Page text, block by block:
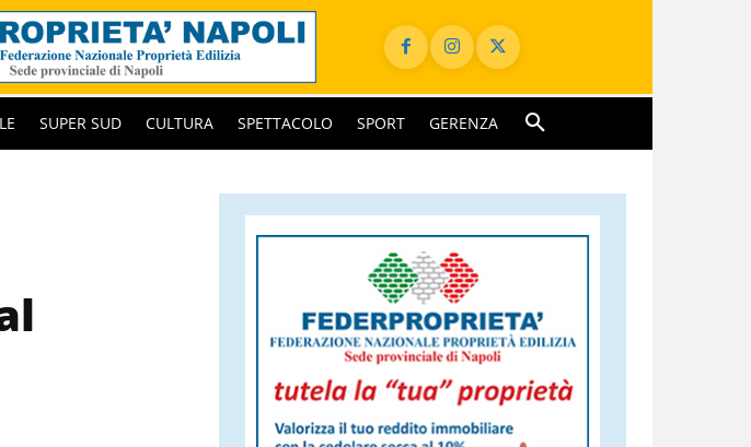
SUPER SUD CULTURA SPETTACOLO SPORT GERENZA